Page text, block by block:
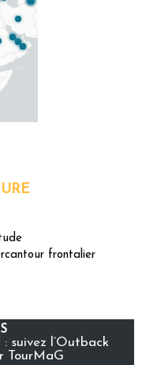
frontalier
suivez l’Outback
TourMaG